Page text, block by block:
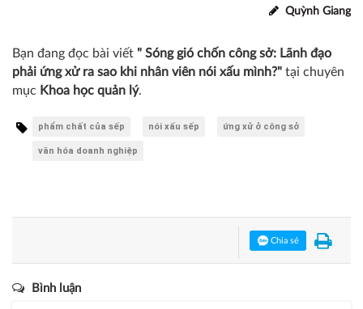
Quỳnh Giang
Bạn đang đọc bài viết " Sóng gió chốn công sở: Lãnh đạo
phải ứng xử ra sao khi nhân viên nói xấu mình?" tại chuyên
mục Khoa học quản lý.
phẩm chất của sếp nói xấu sếp ứng xử ở công sở
văn hóa doanh nghiệp
Chia sẻ
Bình luận